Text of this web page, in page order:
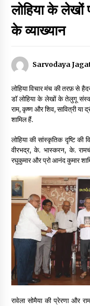
बनारस में
डॉक्टर
सर्व सेवा
इतिहास
3
चाइनीज
3
गांधी के रास्ते ही वैश्विक समस्याओं का
3 years ago
पीवी
3
लोहिया के लेखों
के व्याख्यान
Sarvodaya
लोहिया विचार मंच की तरफ़ से
डॉ लोहिया के लेखों के तेलुगू
राम, कृष्ण और शिव, सावित्री या
शामिल हैं.
लोहिया की सांस्कृतिक दृष्टि की
वीरभद्र, के. भास्करन, के.
रघुकुमार और प्रो आनंद कुमार
रावेला सोमैया की प्रेरणा और